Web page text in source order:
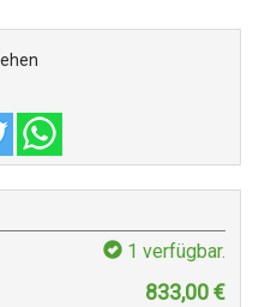
1 verfügbar.
833,00€